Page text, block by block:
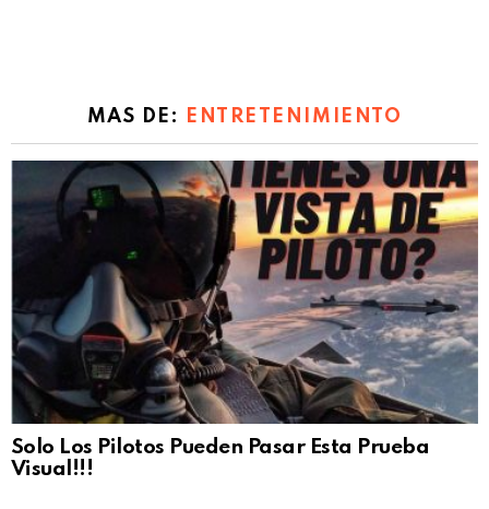
MAS DE: ENTRETENIMIENTO
Solo Los Pilotos Pueden Pasar Esta Prueba
Visual!!!